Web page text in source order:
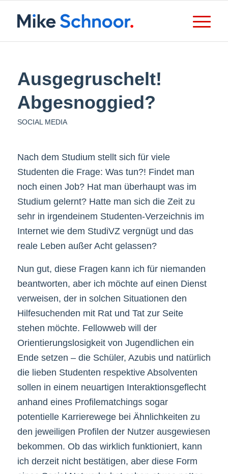
Ausgegruschelt!
Abgesnoggied?
SOCIAL MEDIA
Nach dem Studium stellt sich für viele
Studenten die Frage: Was tun?! Findet man
noch einen Job? Hat man überhaupt was im
Studium gelernt? Hatte man sich die Zeit zu
sehr in irgendeinem Studenten-Verzeichnis im
Internet wie dem StudiVZ vergnügt und das
reale Leben außer Acht gelassen?
Nun gut, diese Fragen kann ich für niemanden
beantworten, aber ich möchte auf einen Dienst
verweisen, der in solchen Situationen den
Hilfesuchenden mit Rat und Tat zur Seite
stehen möchte. Fellowweb will der
Orientierungslosigkeit von Jugendlichen ein
Ende setzen – die Schüler, Azubis und natürlich
die lieben Studenten respektive Absolventen
sollen in einem neuartigen Interaktionsgeflecht
anhand eines Profilematchings sogar
potentielle Karrierewege bei Ähnlichkeiten zu
den jeweiligen Profilen der Nutzer ausgewiesen
bekommen. Ob das wirklich funktioniert, kann
ich derzeit nicht bestätigen, aber diese Form